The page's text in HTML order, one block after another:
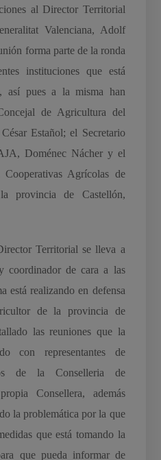
al Director Territorial
Valenciana, Adolf
forma parte de la ronda
instituciones que está
así pues a la misma han
de Agricultura del
Estañol; el Secretario
Doménec Nácher y el
Cooperativas Agrícolas de
provincia de Castellón,
Territorial se lleva a
coordinador de cara a las
está realizando en defensa
de la provincia de
las reuniones que la
con representantes de
de la Conselleria de
Consellera, además
la problemática por la que
que está tomando la
que pueda informar de